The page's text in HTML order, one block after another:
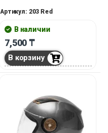
Артикул: 203 Red
В наличии
7,500 ₸
В корзину